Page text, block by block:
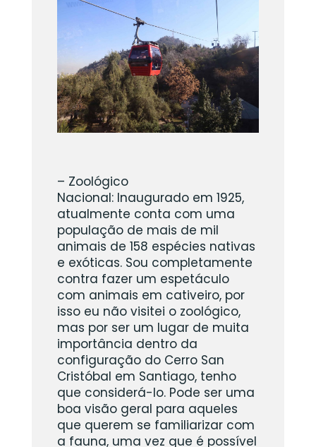
– Zoológico
Nacional: Inaugurado em 1925,
atualmente conta com uma
população de mais de mil
animais de 158 espécies nativas
e exóticas. Sou completamente
contra fazer um espetáculo
com animais em cativeiro, por
isso eu não visitei o zoológico,
mas por ser um lugar de muita
importância dentro da
configuração do Cerro San
Cristóbal em Santiago, tenho
que considerá-lo. Pode ser uma
boa visão geral para aqueles
que querem se familiarizar com
a fauna, uma vez que é possível